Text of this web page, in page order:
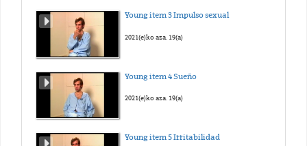
Young item 3 Impulso sexual
2021(e)ko aza. 19(a)
Young item 4 Sueño
2021(e)ko aza. 19(a)
Young item 5 Irritabilidad